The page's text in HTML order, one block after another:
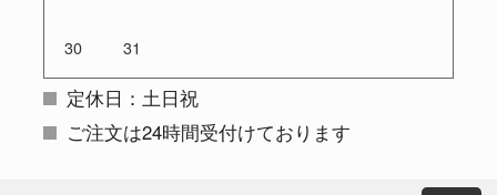
30 31
定休日：土日祝
ご注文は24時間受付けております